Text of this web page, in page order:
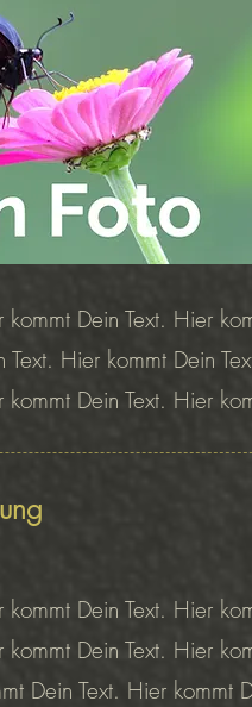
Dein Text. Hier
Text. Hier kommt Dein
Dein Text. Hier
Dein Text. Hier
Dein Text. Hier
Dein Text. Hier kommt